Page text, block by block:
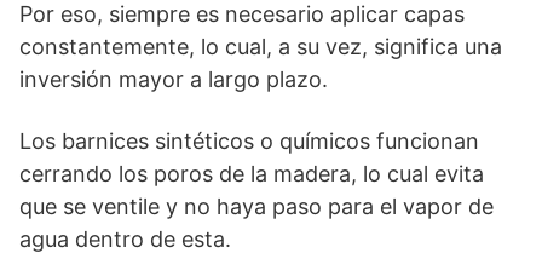
Por eso, siempre es necesario aplicar capas
constantemente, lo cual, a su vez, significa una
inversión mayor a largo plazo.
Los barnices sintéticos o químicos funcionan
cerrando los poros de la madera, lo cual evita
que se ventile y no haya paso para el vapor de
agua dentro de esta.